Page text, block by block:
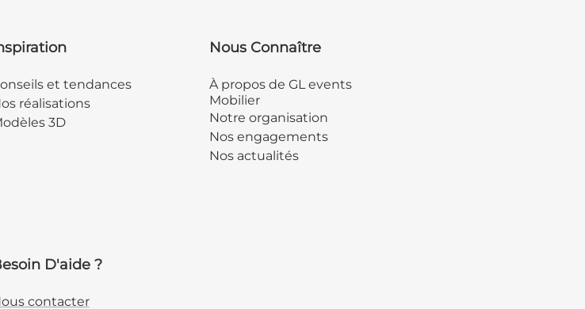
et tendances
réalisations
3D
Nous Connaître
À propos de GL events
Mobilier
Notre organisation
Nos engagements
Nos actualités
D'aide ?
contacter